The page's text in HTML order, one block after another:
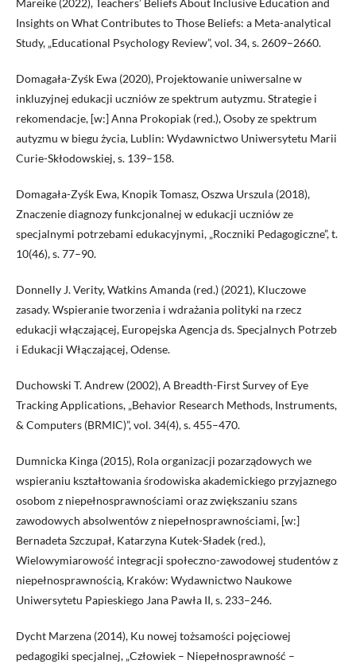
Mareike (2022), Teachers’ Beliefs About Inclusive Education and
Insights on What Contributes to Those Beliefs: a Meta-analytical
Study, „Educational Psychology Review”, vol. 34, s. 2609–2660.
Domagała-Zyśk Ewa (2020), Projektowanie uniwersalne w
inkluzyjnej edukacji uczniów ze spektrum autyzmu. Strategie i
rekomendacje, [w:] Anna Prokopiak (red.), Osoby ze spektrum
autyzmu w biegu życia, Lublin: Wydawnictwo Uniwersytetu Marii
Curie-Skłodowskiej, s. 139–158.
Domagała-Zyśk Ewa, Knopik Tomasz, Oszwa Urszula (2018),
Znaczenie diagnozy funkcjonalnej w edukacji uczniów ze
specjalnymi potrzebami edukacyjnymi, „Roczniki Pedagogiczne”, t.
10(46), s. 77–90.
Donnelly J. Verity, Watkins Amanda (red.) (2021), Kluczowe
zasady. Wspieranie tworzenia i wdrażania polityki na rzecz
edukacji włączającej, Europejska Agencja ds. Specjalnych Potrzeb
i Edukacji Włączającej, Odense.
Duchowski T. Andrew (2002), A Breadth-First Survey of Eye
Tracking Applications, „Behavior Research Methods, Instruments,
& Computers (BRMIC)”, vol. 34(4), s. 455–470.
Dumnicka Kinga (2015), Rola organizacji pozarządowych we
wspieraniu kształtowania środowiska akademickiego przyjaznego
osobom z niepełnosprawnościami oraz zwiększaniu szans
zawodowych absolwentów z niepełnosprawnościami, [w:]
Bernadeta Szczupał, Katarzyna Kutek-Sładek (red.),
Wielowymiarowość integracji społeczno-zawodowej studentów z
niepełnosprawnością, Kraków: Wydawnictwo Naukowe
Uniwersytetu Papieskiego Jana Pawła II, s. 233–246.
Dycht Marzena (2014), Ku nowej tożsamości pojęciowej
pedagogiki specjalnej, „Człowiek – Niepełnosprawność –